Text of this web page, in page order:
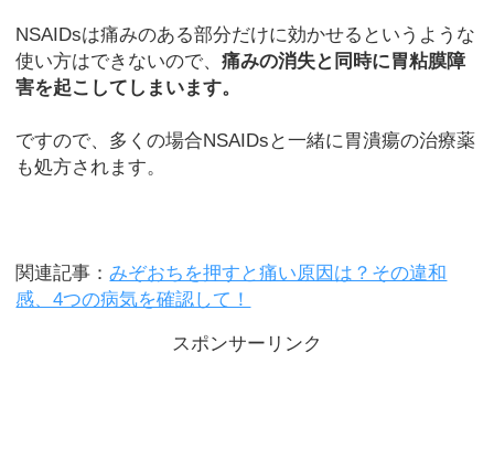
NSAIDsは痛みのある部分だけに効かせるというような
使い方はできないので、痛みの消失と同時に胃粘膜障
害を起こしてしまいます。
ですので、多くの場合NSAIDsと一緒に胃潰瘍の治療薬
も処方されます。
関連記事： みぞおちを押すと痛い原因は？その違和
感、4つの病気を確認して！
スポンサーリンク